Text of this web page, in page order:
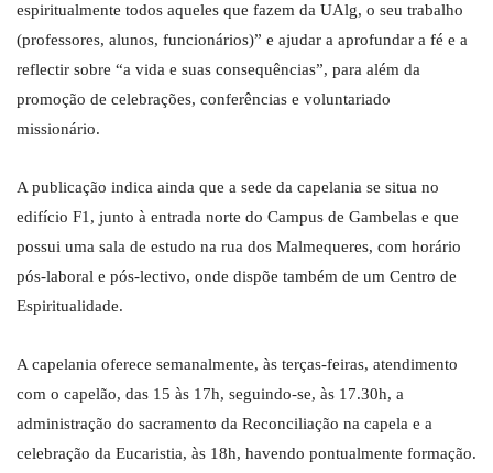
espiritualmente todos aqueles que fazem da UAlg, o seu trabalho
(professores, alunos, funcionários)” e ajudar a aprofundar a fé e a
reflectir sobre “a vida e suas consequências”, para além da
promoção de celebrações, conferências e voluntariado
missionário.
A publicação indica ainda que a sede da capelania se situa no
edifício F1, junto à entrada norte do Campus de Gambelas e que
possui uma sala de estudo na rua dos Malmequeres, com horário
pós-laboral e pós-lectivo, onde dispõe também de um Centro de
Espiritualidade.
A capelania oferece semanalmente, às terças-feiras, atendimento
com o capelão, das 15 às 17h, seguindo-se, às 17.30h, a
administração do sacramento da Reconciliação na capela e a
celebração da Eucaristia, às 18h, havendo pontualmente formação.